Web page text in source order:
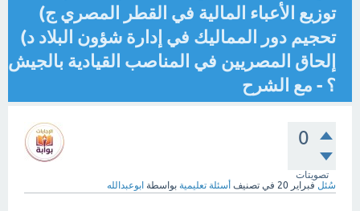
توزيع الأعباء المالية في القطر المصري ج)
تحجيم دور المماليك في إدارة شؤون البلاد د)
إلحاق المصريين في المناصب القيادية بالجيش
؟ - مع الشرح
0
تصويتات
سُئل فبراير 20 في تصنيف أسئلة تعليمية بواسطة ابوعبدالله